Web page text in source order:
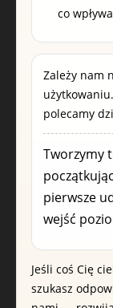
co
Zależy nam
polecamy
Tworzymy
pierwsze
wejść
Jeśli coś Cię
szukasz